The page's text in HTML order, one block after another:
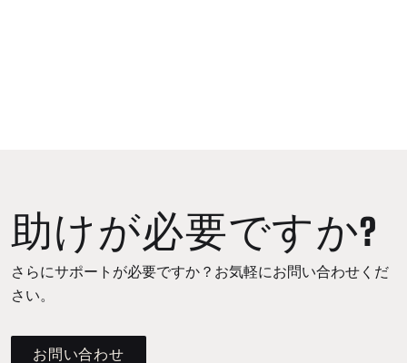
助けが必要ですか?
さらにサポートが必要ですか？お気軽にお問い合わせくだ
さい。
お問い合わせ